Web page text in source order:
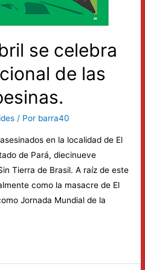
se celebra
de las
/ Por barra40
en la localidad de El
de Pará, diecinueve
Tierra de Brasil. A raíz de este
como la masacre de El
Jornada Mundial de la